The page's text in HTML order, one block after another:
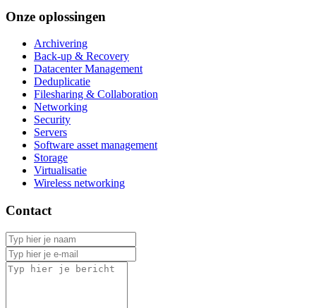
Onze oplossingen
Archivering
Back-up & Recovery
Datacenter Management
Deduplicatie
Filesharing & Collaboration
Networking
Security
Servers
Software asset management
Storage
Virtualisatie
Wireless networking
Contact